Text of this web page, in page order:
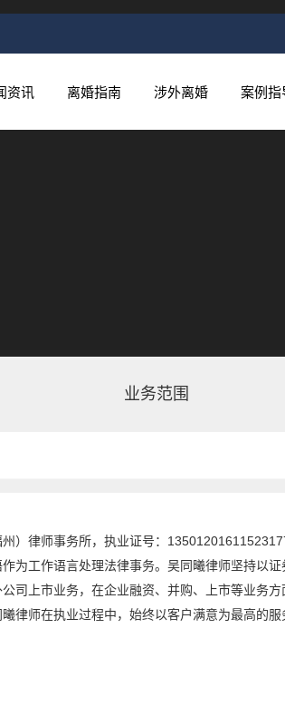
资讯 离婚指南 涉外离婚 案例指
业务范围
）律师事务所，执业证号：
为工作语言处理法律事务。吴同曦律师坚持以
司上市业务，在企业融资、并购、上市等业务
律师在执业过程中，始终以客户满意为最高的